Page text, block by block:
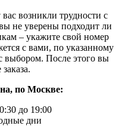
возникли трудности с
не уверены подходит ли
– укажите свой номер
с вами, по указанному
выбором. После этого вы
по Москве:
до 19:00
дни